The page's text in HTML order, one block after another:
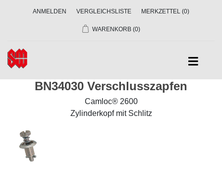
ANMELDEN VERGLEICHSLISTE MERKZETTEL (0)
WARENKORB (0)
BN34030 Verschlusszapfen
Camloc® 2600
Zylinderkopf mit Schlitz